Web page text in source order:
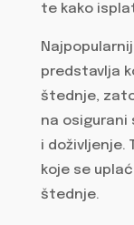
te kako
predstavlja
štednje,
na osigurani
i doživljenje.
koje se
štednje.